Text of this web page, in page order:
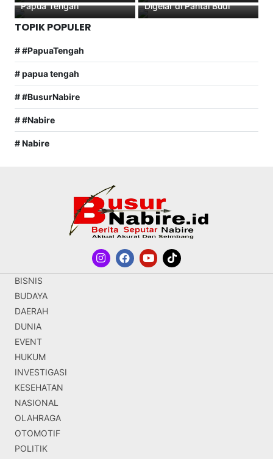
Papua Tengah
Digelar di Pantai Budi
TOPIK POPULER
# #PapuaTengah
# papua tengah
# #BusurNabire
# #Nabire
# Nabire
BISNIS
BUDAYA
DAERAH
DUNIA
EVENT
HUKUM
INVESTIGASI
KESEHATAN
NASIONAL
OLAHRAGA
OTOMOTIF
POLITIK